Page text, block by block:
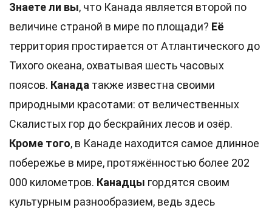
Знаете ли вы, что Канада является второй по
величине страной в мире по площади? Её
территория простирается от Атлантического до
Тихого океана, охватывая шесть часовых
поясов. Канада также известна своими
природными красотами: от величественных
Скалистых гор до бескрайних лесов и озёр.
Кроме того, в Канаде находится самое длинное
побережье в мире, протяжённостью более 202
000 километров. Канадцы гордятся своим
культурным разнообразием, ведь здесь